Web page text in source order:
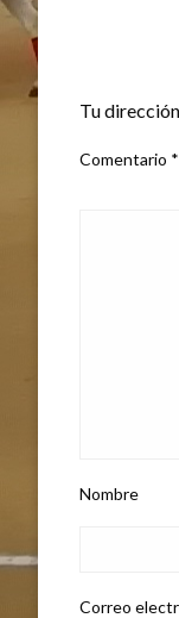
Tu
Comentario *
Nombre
Correo